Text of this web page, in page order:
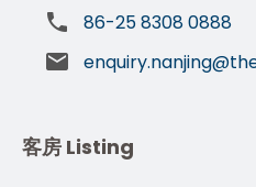
86-25 8308 0888
客房 Listing